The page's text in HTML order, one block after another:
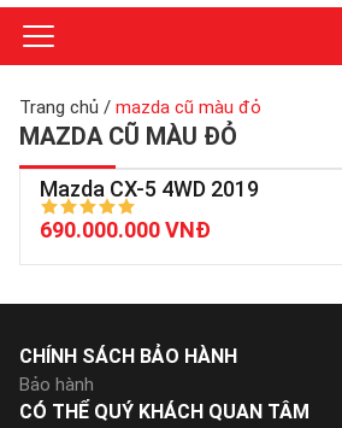
Trang chủ / mazda cũ màu đỏ
MAZDA CŨ MÀU ĐỎ
Mazda CX-5 4WD 2019
690.000.000 VNĐ
CHÍNH SÁCH BẢO HÀNH
Bảo hành
CÓ THỂ QUÝ KHÁCH QUAN TÂM